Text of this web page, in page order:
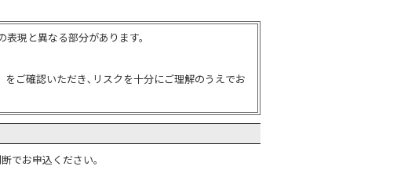
現と異なる部分があります。
ご確認いただき､リスクを十分にご理解のうえでお
でお申込ください。